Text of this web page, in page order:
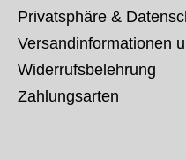
Privatsphäre &
Versandinformationen
Widerrufsbelehrung
Zahlungsarten